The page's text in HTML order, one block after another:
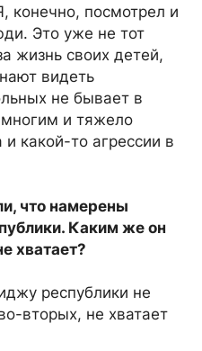
конечно, посмотрел и
Это уже не тот
жизнь своих детей,
видеть
не бывает в
и тяжело
какой-то агрессии в
что намерены
Каким же он
хватает?
республики не
вторых, не хватает